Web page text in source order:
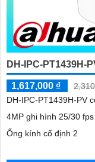
DH-IPC-PT1439H-
1,617,000 ₫
DH-IPC-PT1439H-PV
4MP ghi hình 25/30
Ống kính cố định 2